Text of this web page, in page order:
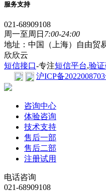
服务支持
021-68909108
周一至周日 7:00-24:00
地址：中国（上海）自由贸
欣欣云
短信接口-专注短信平台,验
沪ICP备
咨询中心
体验咨询
技术支持
售后一部
售后二部
注册试用
电话咨询
021-68909108